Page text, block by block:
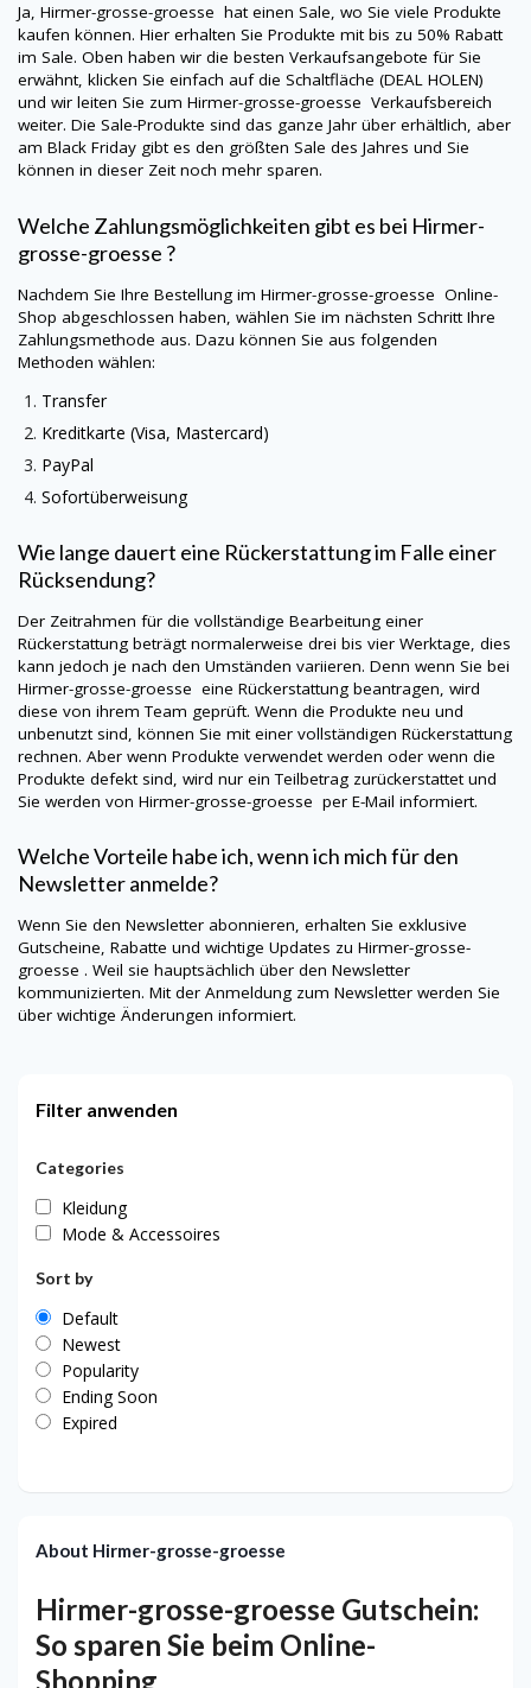
Ja, Hirmer-grosse-groesse hat einen Sale, wo Sie viele Produkte
kaufen können. Hier erhalten Sie Produkte mit bis zu 50% Rabatt
im Sale. Oben haben wir die besten Verkaufsangebote für Sie
erwähnt, klicken Sie einfach auf die Schaltfläche (DEAL HOLEN)
und wir leiten Sie zum Hirmer-grosse-groesse Verkaufsbereich
weiter. Die Sale-Produkte sind das ganze Jahr über erhältlich, aber
am Black Friday gibt es den größten Sale des Jahres und Sie
können in dieser Zeit noch mehr sparen.
Welche Zahlungsmöglichkeiten gibt es bei Hirmer-
grosse-groesse ?
Nachdem Sie Ihre Bestellung im Hirmer-grosse-groesse Online-
Shop abgeschlossen haben, wählen Sie im nächsten Schritt Ihre
Zahlungsmethode aus. Dazu können Sie aus folgenden
Methoden wählen:
Transfer
Kreditkarte (Visa, Mastercard)
PayPal
Sofortüberweisung
Wie lange dauert eine Rückerstattung im Falle einer
Rücksendung?
Der Zeitrahmen für die vollständige Bearbeitung einer
Rückerstattung beträgt normalerweise drei bis vier Werktage, dies
kann jedoch je nach den Umständen variieren. Denn wenn Sie bei
Hirmer-grosse-groesse eine Rückerstattung beantragen, wird
diese von ihrem Team geprüft. Wenn die Produkte neu und
unbenutzt sind, können Sie mit einer vollständigen Rückerstattung
rechnen. Aber wenn Produkte verwendet werden oder wenn die
Produkte defekt sind, wird nur ein Teilbetrag zurückerstattet und
Sie werden von Hirmer-grosse-groesse per E-Mail informiert.
Welche Vorteile habe ich, wenn ich mich für den
Newsletter anmelde?
Wenn Sie den Newsletter abonnieren, erhalten Sie exklusive
Gutscheine, Rabatte und wichtige Updates zu Hirmer-grosse-
groesse . Weil sie hauptsächlich über den Newsletter
kommunizierten. Mit der Anmeldung zum Newsletter werden Sie
über wichtige Änderungen informiert.
Filter anwenden
Categories
Kleidung
Mode & Accessoires
Sort by
Default
Newest
Popularity
Ending Soon
Expired
About Hirmer-grosse-groesse
Hirmer-grosse-groesse Gutschein:
So sparen Sie beim Online-
Shopping